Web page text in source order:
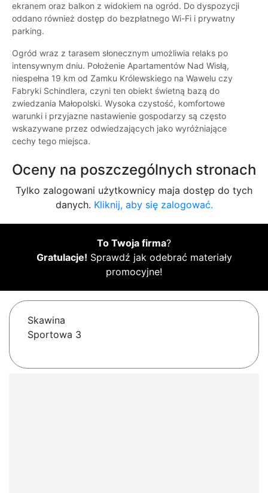
ekranem oraz balkon z widokiem na ogród. Do dyspozycji
oddano również dostęp do bezpłatnego Wi-Fi i prywatny
parking.
Ogród wraz z tarasem słonecznym umożliwia relaks po
intensywnym dniu. Położenie Apartamentów Nad Wisłą,
niespełna 19 km od Zamku Królewskiego na Wawelu czy
Fabryki Schindlera, czyni ten obiekt świetną bazą do
zwiedzania Małopolski. Wysoka czystość, komfortowe
warunki i przyjazne nastawienie gospodarzy są często
wskazywane przez odwiedzających jako wyróżniające
cechy tego miejsca.
Oceny na poszczególnych stronach
Tylko zalogowani użytkownicy maja dostęp do tych
danych. Kliknij, aby się zalogować.
To Twoja firma?
Gratulacje! Sprawdź jak odebrać materiały
promocyjne!
Skawina
Sportowa 3